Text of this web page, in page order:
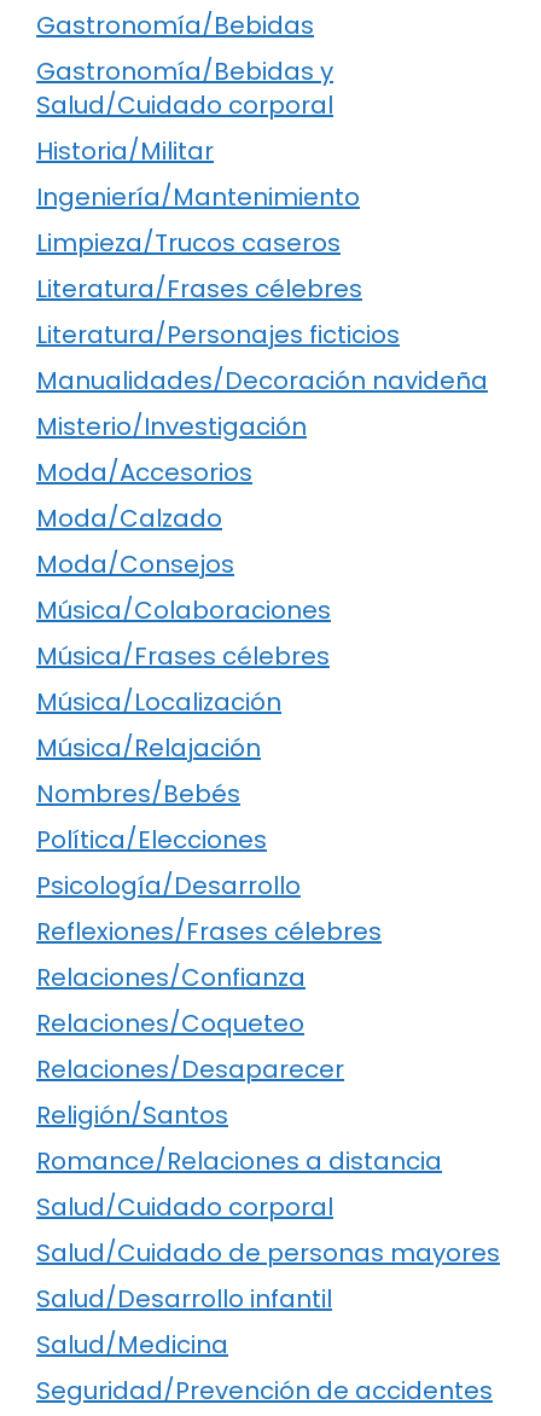
Gastronomía/Bebidas
Gastronomía/Bebidas y
Salud/Cuidado corporal
Historia/Militar
Ingeniería/Mantenimiento
Limpieza/Trucos caseros
Literatura/Frases célebres
Literatura/Personajes ficticios
Manualidades/Decoración navideña
Misterio/Investigación
Moda/Accesorios
Moda/Calzado
Moda/Consejos
Música/Colaboraciones
Música/Frases célebres
Música/Localización
Música/Relajación
Nombres/Bebés
Política/Elecciones
Psicología/Desarrollo
Reflexiones/Frases célebres
Relaciones/Confianza
Relaciones/Coqueteo
Relaciones/Desaparecer
Religión/Santos
Romance/Relaciones a distancia
Salud/Cuidado corporal
Salud/Cuidado de personas mayores
Salud/Desarrollo infantil
Salud/Medicina
Seguridad/Prevención de accidentes